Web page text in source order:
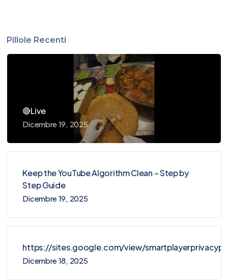
Pillole Recenti
🔴Live
Dicembre 19, 2025
Keep the YouTube Algorithm Clean – Step by
Step Guide
Dicembre 19, 2025
https://sites.google.com/view/
Dicembre 18, 2025